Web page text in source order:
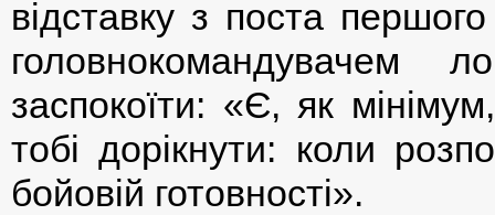
відставку з поста
головнокомандувачем
заспокоїти: «Є, як
тобі дорікнути: коли
бойовій готовності».